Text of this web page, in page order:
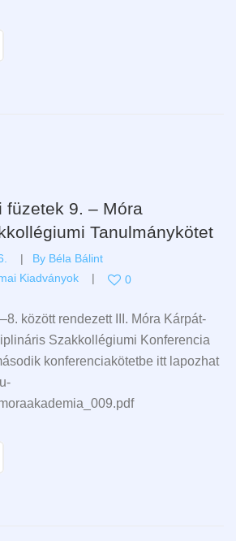
füzetek 9. – Móra
Tanulmánykötet
By Béla Bálint
Kiadványok 0
között rendezett III. Móra Kárpát-
Szakkollégiumi Konferencia
konferenciakötetbe itt lapozhat